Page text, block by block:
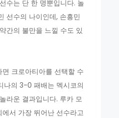
수는 단 한 명뿐입니다. 놀
선수의 나이인데, 손흥민
간의 불만을 느낄 수도 있
크로아티아를 선택할 수
나의 3-0 패배는 멕시코의
라운 결과입니다. 루카 모
서 가장 뛰어난 선수라고